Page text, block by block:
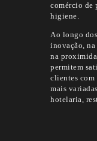
comércio de
higiene.
Ao longo
inovação,
na
permitem
clientes com
mais
hotelaria,